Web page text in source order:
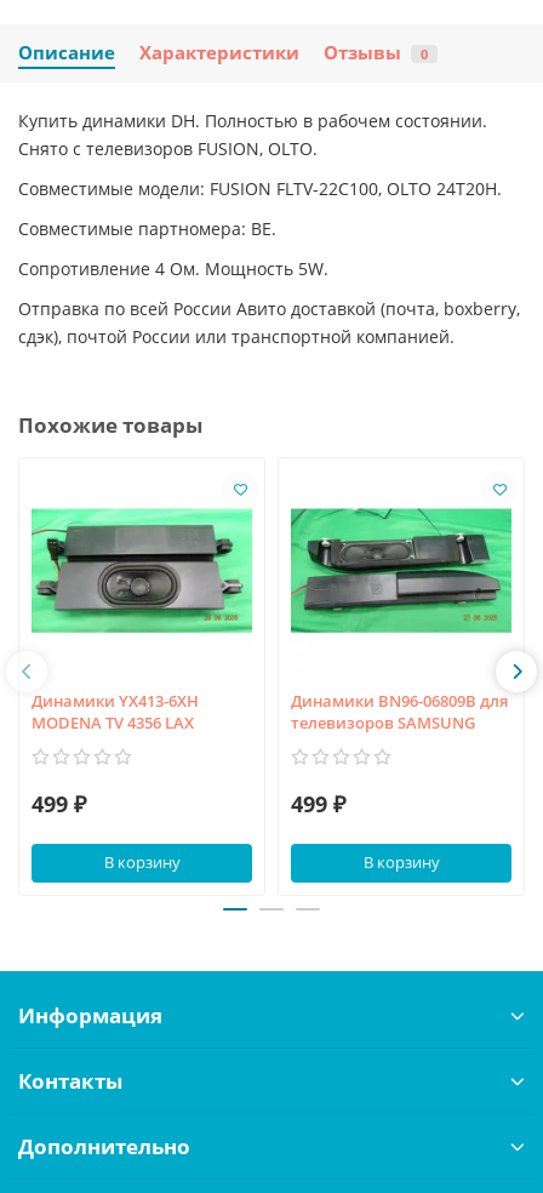
Описание Характеристики Отзывы 0
Купить динамики DH. Полностью в рабочем состоянии.
Снято с телевизоров FUSION, OLTO.
Совместимые модели: FUSION FLTV-22C100, OLTO 24T20H.
Совместимые партномера: BE.
Сопротивление 4 Ом. Мощность 5W.
Отправка по всей России Авито доставкой (почта, boxberry,
сдэк), почтой России или транспортной компанией.
Похожие товары
Динамики YX413-6XH
MODENA TV 4356 LAX
499 ₽
В корзину
Динамики BN96-06809B для
телевизоров SAMSUNG
499 ₽
В корзину
Информация
Контакты
Дополнительно